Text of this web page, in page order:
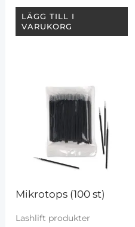
LÄGG TILL I
VARUKORG
Mikrotops (100 st)
Lashlift produkter